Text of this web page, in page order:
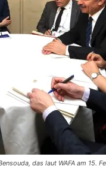
das laut WAFA am 15.